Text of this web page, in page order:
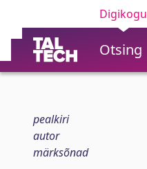
Digikogu
Otsing
pealkiri
autor
märksõnad